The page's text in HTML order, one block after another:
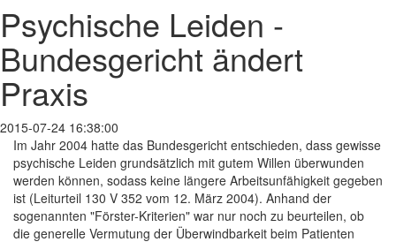
Psychische Leiden -
Bundesgericht ändert
Praxis
2015-07-24 16:38:00
Im Jahr 2004 hatte das Bundesgericht entschieden, dass gewisse
psychische Leiden grundsätzlich mit gutem Willen überwunden
werden können, sodass keine längere Arbeitsunfähigkeit gegeben
ist (Leiturteil 130 V 352 vom 12. März 2004). Anhand der
sogenannten "Förster-Kriterien" war nur noch zu beurteilen, ob
die generelle Vermutung der Überwindbarkeit beim Patienten